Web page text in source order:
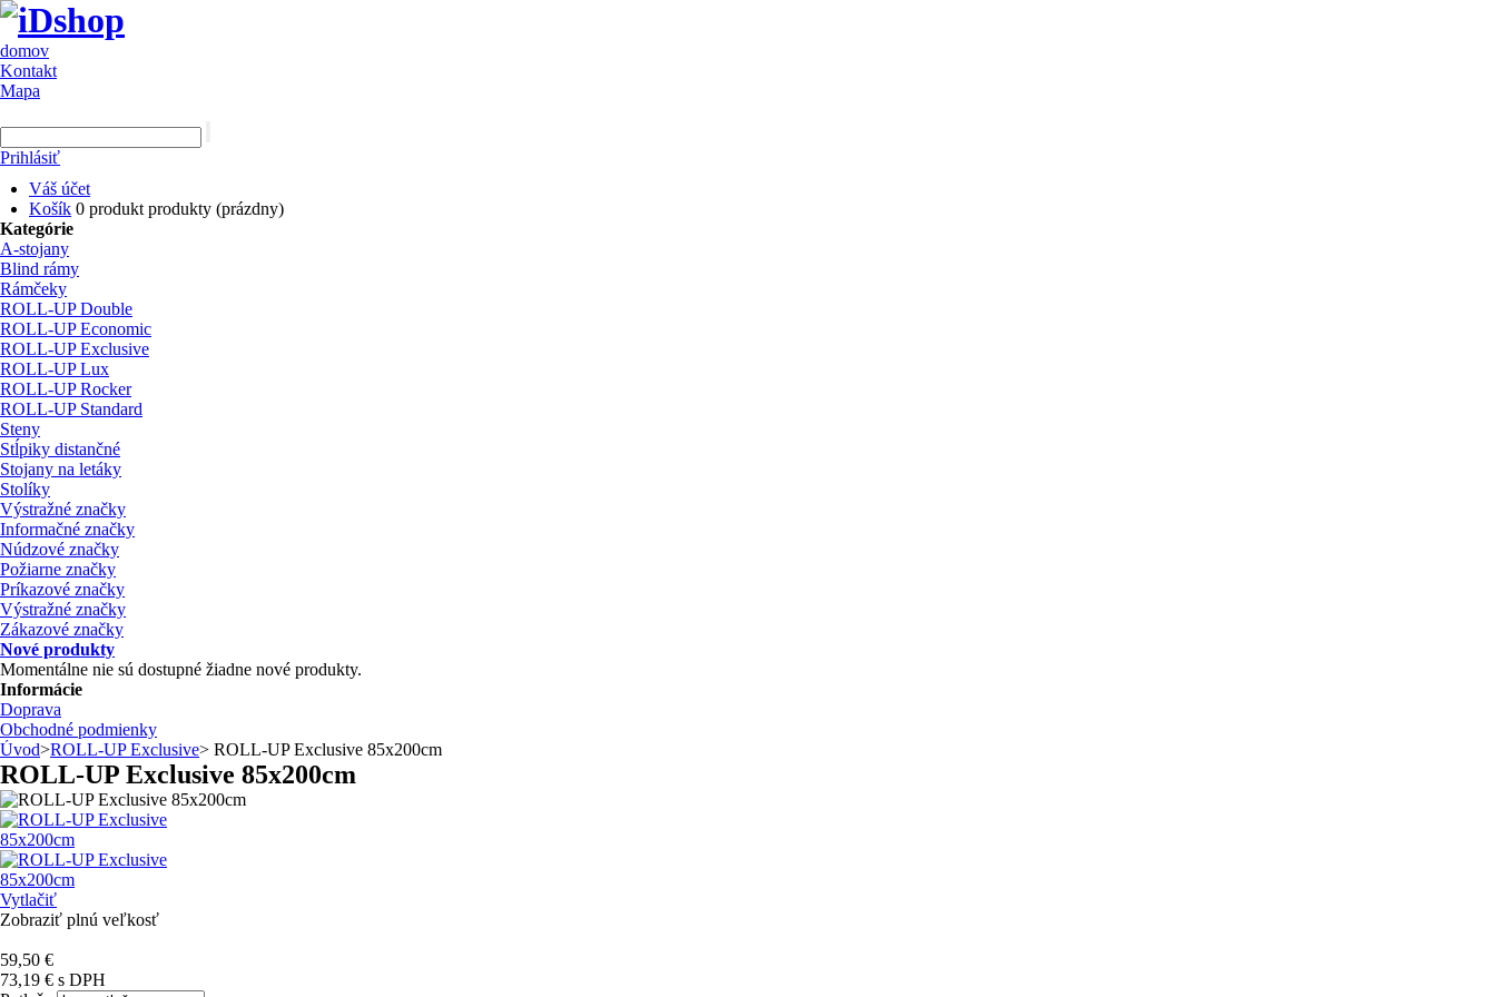
domov
Kontakt
Mapa
Prihlásiť
Váš účet
Košík 0 produkt produkty (prázdny)
Kategórie
A-stojany
Blind rámy
Rámčeky
ROLL-UP Double
ROLL-UP Economic
ROLL-UP Exclusive
ROLL-UP Lux
ROLL-UP Rocker
ROLL-UP Standard
Steny
Stĺpiky distančné
Stojany na letáky
Stolíky
Výstražné značky
Informačné značky
Núdzové značky
Požiarne značky
Príkazové značky
Výstražné značky
Zákazové značky
Nové produkty
Momentálne nie sú dostupné žiadne nové produkty.
Informácie
Doprava
Obchodné podmienky
Úvod>ROLL-UP Exclusive> ROLL-UP Exclusive 85x200cm
ROLL-UP Exclusive 85x200cm
Vytlačiť
Zobraziť plnú veľkosť
59,50 €
73,19 € s DPH